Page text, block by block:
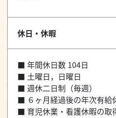
休日・休暇
■ 年間休日数 104日
■ 土曜日，日曜日
■ 週休二日制（毎週）
■ ６ヶ月経過後の年次有給
■ 育児休業・看護休暇の取